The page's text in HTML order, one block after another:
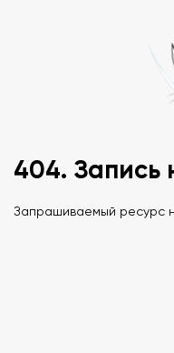
404. Запись
Запрашиваемый ресурс